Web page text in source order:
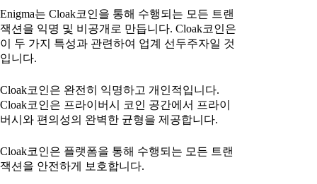
Enigma는 Cloak코인을 통해 수행되는 모든 트랜
잭션을 익명 및 비공개로 만듭니다. Cloak코인은
이 두 가지 특성과 관련하여 업계 선두주자일 것
입니다.
Cloak코인은 완전히 익명하고 개인적입니다.
Cloak코인은 프라이버시 코인 공간에서 프라이
버시와 편의성의 완벽한 균형을 제공합니다.
Cloak코인은 플랫폼을 통해 수행되는 모든 트랜
잭션을 안전하게 보호합니다.